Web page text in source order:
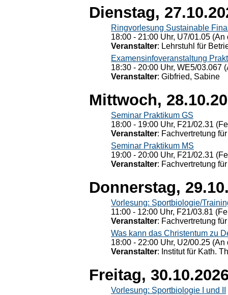
Dienstag,
Ringvorlesung Sustainable
18:00 - 21:00 Uhr, U7/01.05
Veranstalter: Lehrstuhl für
Examensinfoveranstaltung
18:30 - 20:00 Uhr, WE5/03.067
Veranstalter: Gibfried, Sabine
Mittwoch,
Seminar Praktikum GS
18:00 - 19:00 Uhr, F21/02.31
Veranstalter: Fachvertretung
Seminar Praktikum MS
19:00 - 20:00 Uhr, F21/02.31
Veranstalter: Fachvertretung
Donnerstag,
Vorlesung: Sportbiologie/
11:00 - 12:00 Uhr, F21/03.81
Veranstalter: Fachvertretung
Was kann das Christentum zu
18:00 - 22:00 Uhr, U2/00.25
Veranstalter: Institut für Kath.
Freitag,
Vorlesung: Sportbiologie I und II